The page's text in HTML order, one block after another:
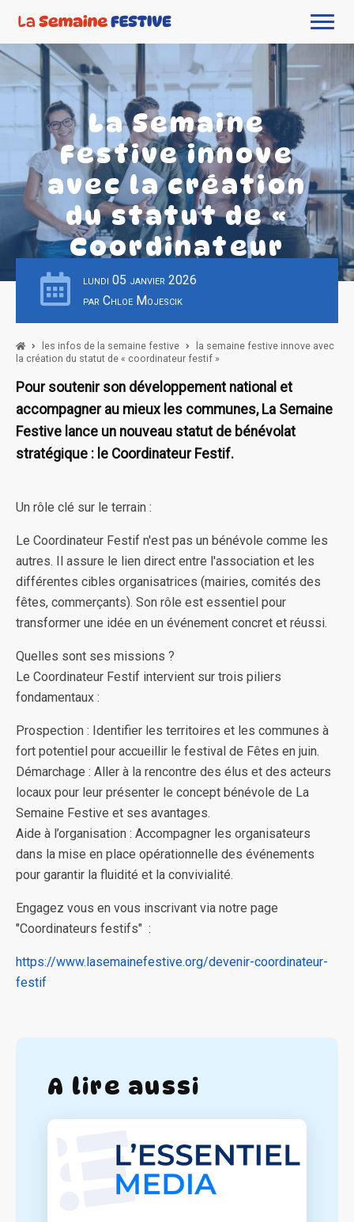
La Semaine
Festive innove
avec la création
du statut de «
Coordinateur
Festif »
lundi 05 janvier 2026
par Chloe Mojescik
les infos de la semaine festive
la semaine festive innove avec
la création du statut de « coordinateur festif »
Pour soutenir son développement national et
accompagner au mieux les communes, La Semaine
Festive lance un nouveau statut de bénévolat
stratégique : le Coordinateur Festif.
Un rôle clé sur le terrain :
Le Coordinateur Festif n'est pas un bénévole comme les
autres. Il assure le lien direct entre l'association et les
différentes cibles organisatrices (mairies, comités des
fêtes, commerçants). Son rôle est essentiel pour
transformer une idée en un événement concret et réussi.
Quelles sont ses missions ?
Le Coordinateur Festif intervient sur trois piliers
fondamentaux :
Prospection : Identifier les territoires et les communes à
fort potentiel pour accueillir le festival de Fêtes en juin.
Démarchage : Aller à la rencontre des élus et des acteurs
locaux pour leur présenter le concept bénévole de La
Semaine Festive et ses avantages.
Aide à l’organisation : Accompagner les organisateurs
dans la mise en place opérationnelle des événements
pour garantir la fluidité et la convivialité.
Engagez vous en vous inscrivant via notre page
"Coordinateurs festifs" :
https://www.lasemainefestive.org/devenir-coordinateur-
festif
A lire aussi